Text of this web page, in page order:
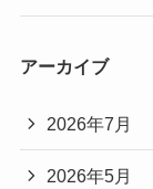
アーカイブ
2026年7月
2026年5月